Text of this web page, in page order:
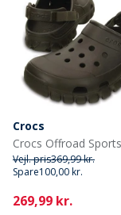
Crocs
Vejl. pris369,99 kr.
Spare100,00 kr.
Current
269,99 kr.